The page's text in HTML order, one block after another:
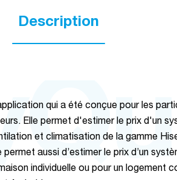
Description
qui a été conçue pour les
Elle permet d'estimer le prix d'un
et climatisation de la gamme
permet aussi d’estimer le prix d’un
individuelle ou pour un logement